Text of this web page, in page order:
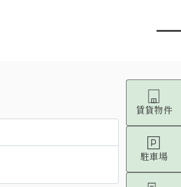
賃貸物件
駐車場